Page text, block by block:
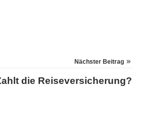
Nächster Beitrag
die Reiseversicherung?